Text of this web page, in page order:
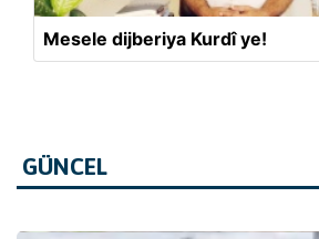
Mesele dijberiya Kurdî ye!
GÜNCEL